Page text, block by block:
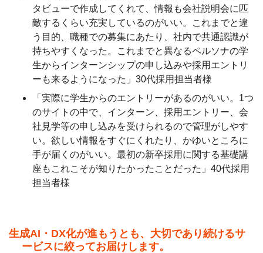
タビューで作成してくれて、情報も会社説明会に匹
敵するくらい充実しているのがいい。これまでと違
う目的、職種での募集にあたり、社内で共通認識が
持ちやすくなった。これまでと異なるペルソナの学
生からインターンシップの申し込みや採用エントリ
ーも来るようになった」30代採用担当者様
「実際に学生からのエントリーがあるのがいい。1つ
のサイトの中で、インターン、採用エントリー、会
社見学等の申し込みを受けられるので管理がしやす
い。欲しい情報をすぐにくれたり、かゆいところに
手が届くのがいい。最初の新卒採用に関する基礎講
座もこれこそが知りたかったことだった」40代採用
担当者様
生成AI・DX化が進もうとも、大切であり続けるサ
ービスに絞ってお届けします。